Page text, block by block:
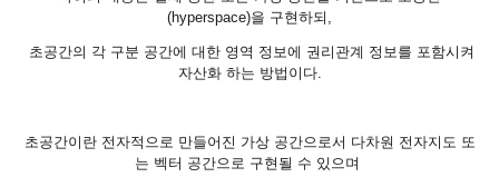
(hyperspace)을 구현하되,
초공간의 각 구분 공간에 대한 영역 정보에 권리관계 정보를 포함시켜
자산화 하는 방법이다.
초공간이란 전자적으로 만들어진 가상 공간으로서 다차원 전자지도 또
는 벡터 공간으로 구현될 수 있으며